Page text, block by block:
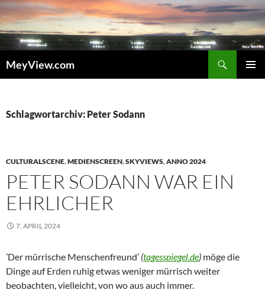
Zum
Inhalt
springen
MeyView.com
Schlagwortarchiv: Peter Sodann
CULTURALSCENE,MEDIENSCREEN,SKYVIEWS,ANNO 2024
PETER SODANN WAR EIN
EHRLICHER
7. APRIL 2024
’Der mürrische Menschenfreund’ (tagesspiegel.de) möge die
Dinge auf Erden ruhig etwas weniger mürrisch weiter
beobachten, vielleicht, von wo aus auch immer.